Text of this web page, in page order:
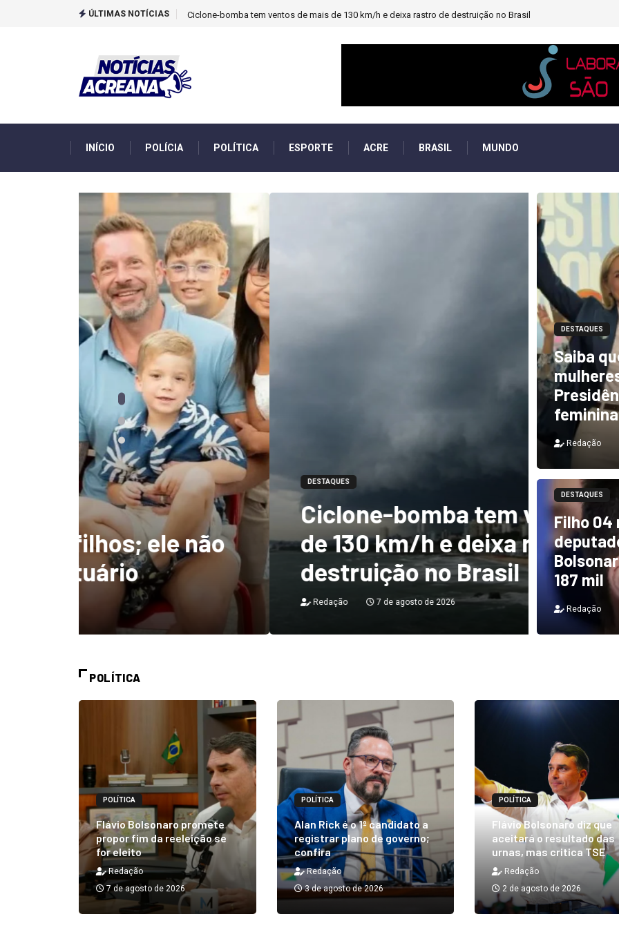
ÚLTIMAS NOTÍCIAS TCU identificou desvios de dinheiro e PF investigará emendas Pix
INÍCIO POLÍCIA POLÍTICA ESPORTE ACRE BRASIL MUNDO
DESTAQUES
Ciclone-bomba tem ventos de mais
de 130 km/h e deixa rastro de
destruição no Brasil
Redação 7 de agosto de 2026
TCU
e PF
DESTAQUES
Saiba
Redação
DESTAQUES
Filho 04
187 mil
Redação
POLÍTICA
POLÍTICA
Flávio Bolsonaro promete
propor fim da reeleição se
for eleito
Redação
7 de agosto de 2026
POLÍTICA
Alan Rick é o 1º candidato a
registrar plano de governo;
confira
Redação
3 de agosto de 2026
POLÍTICA
Flávio Bolsonaro diz que
aceitará o resultado das
urnas, mas critica TSE
Redação
2 de agosto de 2026